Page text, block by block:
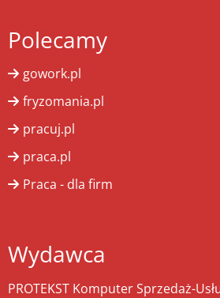
Polecamy
gowork.pl
fryzomania.pl
pracuj.pl
praca.pl
Praca - dla firm
Wydawca
PROTEKST Komputer Sprzedaż-